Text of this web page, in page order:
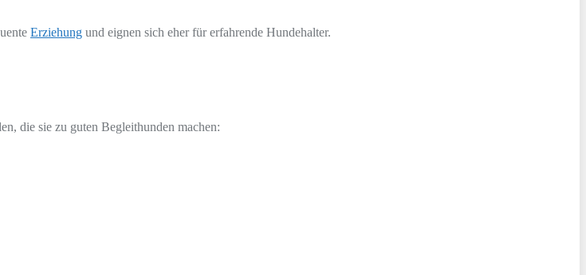
Erziehung und eignen sich eher für erfahrende Hundehalter.
die sie zu guten Begleithunden machen: